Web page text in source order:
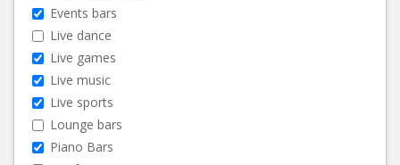
Events bars
Live dance
Live games
Live music
Live sports
Lounge bars
Piano Bars